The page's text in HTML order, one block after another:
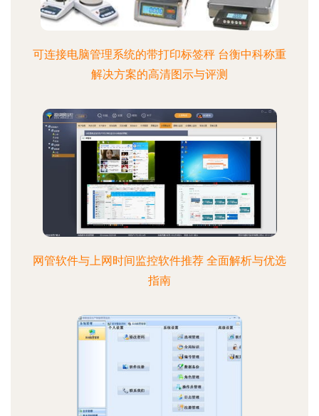
可连接电脑管理系统的带打印标签秤 台衡中科称重
解决方案的高清图示与评测
网管软件与上网时间监控软件推荐 全面解析与优选
指南